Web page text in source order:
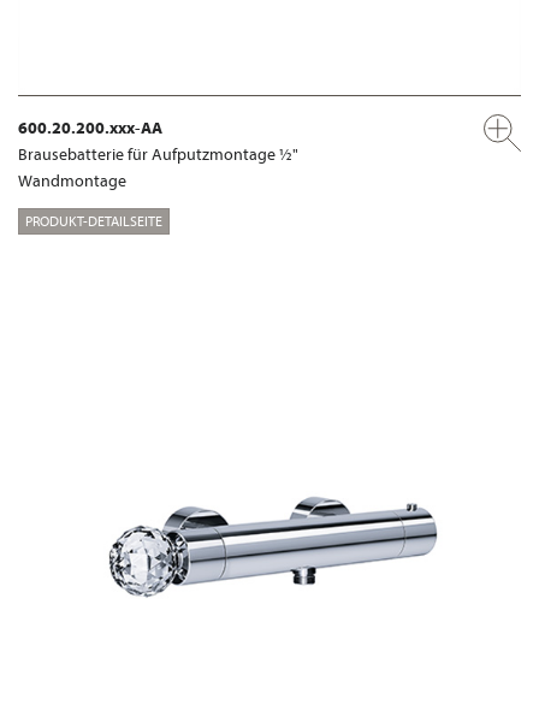
600.20.200.xxx-AA
Brausebatterie für Aufputzmontage ½"
Wandmontage
PRODUKT-DETAILSEITE